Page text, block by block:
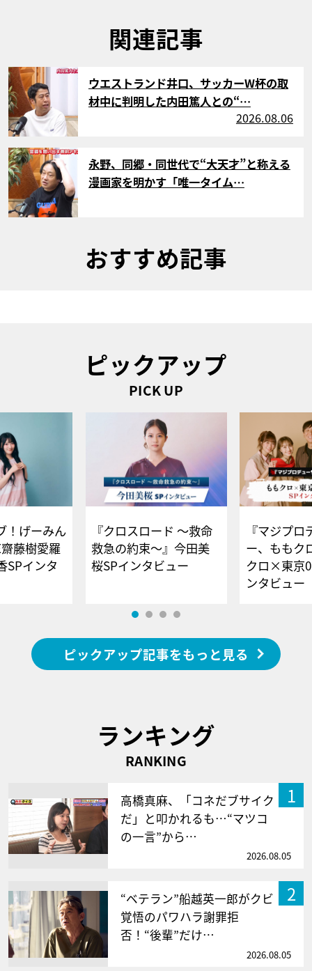
関連記事
サムネイル
ウエストランド井口、サッカーW杯の取
材中に判明した内田篤人との“…
2026.08.06
サムネイル
永野、同郷・同世代で“大天才”と称える
漫画家を明かす「唯一タイム…
おすすめ記事
ピックアップ
PICK UP
！げーみん
藤樹愛羅
SPインタ
『クロスロード ～救命
救急の約束～』今田美
桜SPインタビュー
『マジプロ
ー、ももク
クロ×東京
ンタビュー
ピックアップ記事をもっと見る
ランキング
RANKING
1
高橋真麻、「コネだブサイク
だ」と叩かれるも…“マツコ
の一言”から…
2026.08.05
2
“ベテラン”船越英一郎がクビ
覚悟のパワハラ謝罪拒
否！“後輩”だけ…
2026.08.05